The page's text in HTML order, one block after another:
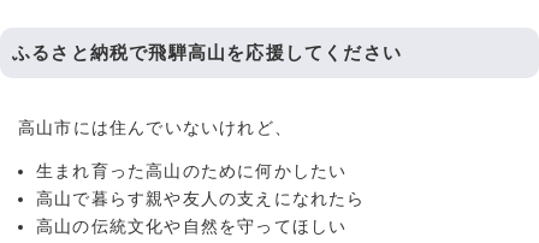
ふるさと納税で飛騨高山を応援してください
高山市には住んでいないけれど、
生まれ育った高山のために何かしたい
高山で暮らす親や友人の支えになれたら
高山の伝統文化や自然を守ってほしい